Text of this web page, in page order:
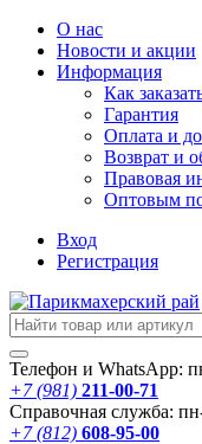
О нас
Новости и акции
Информация
Как
Гарантия
Оплата и
Возврат и
Правовая
Оптовым
Вход
Регистрация
Телефон и WhatsApp:
+7 (981) 211-00-71
Справочная служба:
+7 (812) 608-95-00